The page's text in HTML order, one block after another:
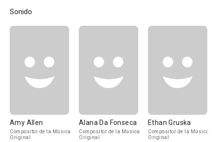
Sonido
Amy Allen
Compositor de la Música
Original
Alana Da Fonseca
Compositor de la Música
Original
Ethan Gruska
Compositor de la Música
Original